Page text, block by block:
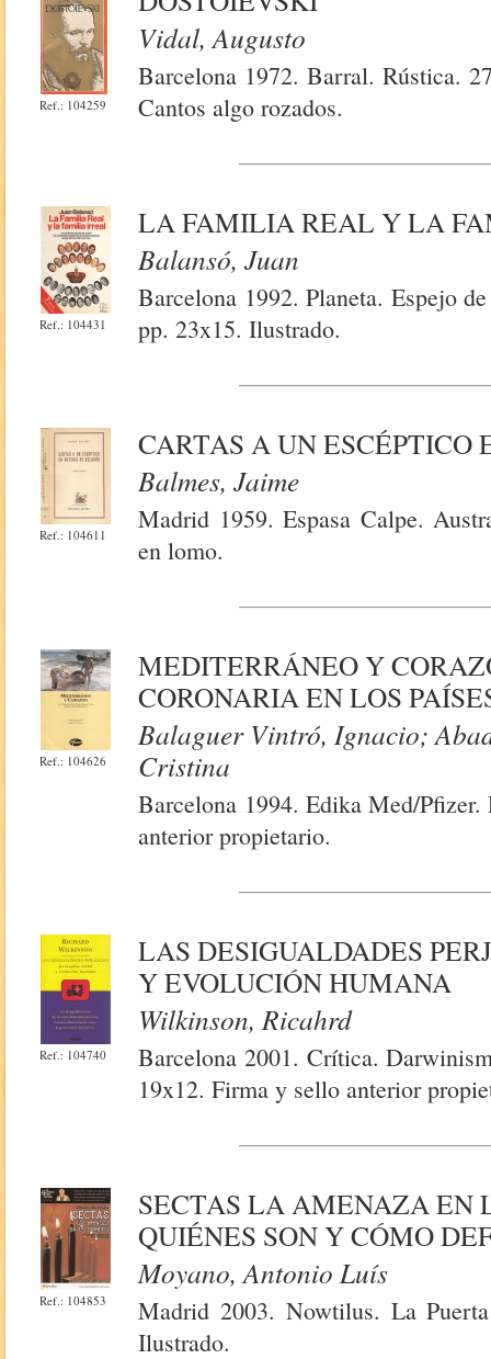
Ref.: 104259
Vidal, Augusto
Barcelona 1972. Barral. Rústica.
Cantos algo rozados.
Ref.: 104431
LA FAMILIA REAL Y LA
Balansó, Juan
Barcelona 1992. Planeta. Espejo
pp. 23x15. Ilustrado.
Ref.: 104611
CARTAS A UN
Balmes, Jaime
Madrid 1959. Espasa Calpe.
en lomo.
Ref.: 104626
MEDITERRÁNEO Y
CORONARIA EN LOS
Balaguer Vintró, Ignacio;
Cristina
Barcelona 1994. Edika Med/
anterior propietario.
Ref.: 104740
LAS DESIGUALDADES
Y EVOLUCIÓN HUMANA
Wilkinson, Ricahrd
Barcelona 2001. Crítica.
19x12. Firma y sello anterior
Ref.: 104853
SECTAS LA AMENAZA EN
QUIÉNES SON Y CÓMO
Moyano, Antonio Luís
Madrid 2003. Nowtilus. La
Ilustrado.